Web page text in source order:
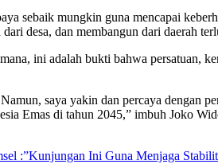
sebaik mungkin guna mencapai
desa, dan membangun dari daerah
ini adalah bukti bahwa persatuan,
saya yakin dan percaya dengan
Emas di tahun 2045,” imbuh Joko
:”Kunjungan Ini Guna Menjaga